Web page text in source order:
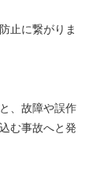
止に繋がりま
、故障や誤作
む事故へと発